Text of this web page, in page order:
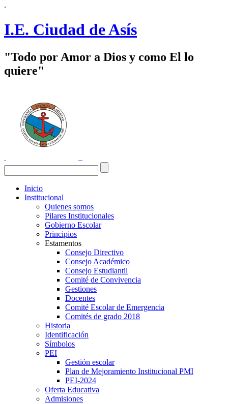
.
I.E. Ciudad de Asís
"Todo por Amor a Dios y como El lo
quiere"
Inicio
Institucional
Quienes somos
Pilares Institucionales
Gobierno Escolar
Principios
Estamentos
Consejo Directivo
Consejo Académico
Consejo Estudiantil
Comité de Convivencia
Gestiones
Docentes
Comité Escolar de Emergencia
Comités de grado 2018
Historia
Identificación
Símbolos
PEI
Gestión escolar
Plan de Mejoramiento Institucional PMI
PEI-2024
Oferta Educativa
Admisiones